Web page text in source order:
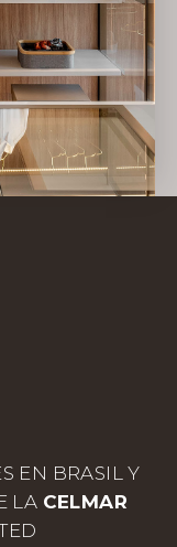
EN BRASIL Y
LA CELMAR